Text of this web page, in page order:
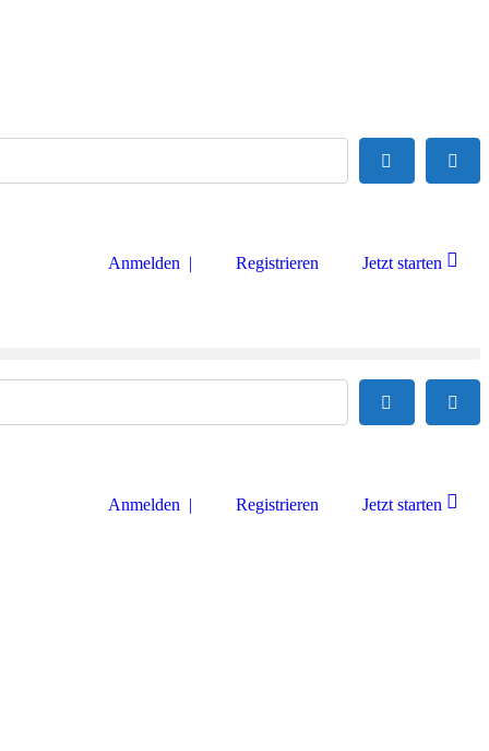
Anmelden | Registrieren Jetzt starten
Anmelden | Registrieren Jetzt starten